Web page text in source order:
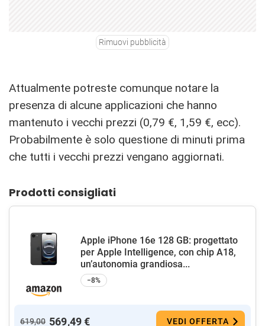
Rimuovi pubblicità
Attualmente potreste comunque notare la
presenza di alcune applicazioni che hanno
mantenuto i vecchi prezzi (0,79 €, 1,59 €, ecc).
Probabilmente è solo questione di minuti prima
che tutti i vecchi prezzi vengano aggiornati.
Prodotti consigliati
Apple iPhone 16e 128 GB: progettato
per Apple Intelligence, con chip A18,
un’autonomia grandiosa...
−8%
619,00 569,49 € VEDI OFFERTA